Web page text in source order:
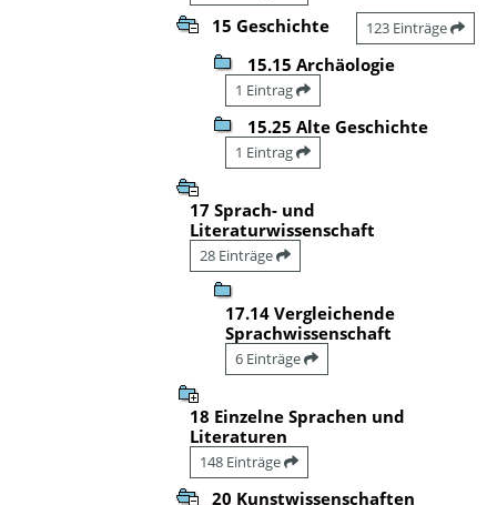
15 Geschichte 123 Einträge
15.15 Archäologie
1 Eintrag
15.25 Alte Geschichte
1 Eintrag
17 Sprach- und
Literaturwissenschaft
28 Einträge
17.14 Vergleichende
Sprachwissenschaft
6 Einträge
18 Einzelne Sprachen und
Literaturen
148 Einträge
20 Kunstwissenschaften